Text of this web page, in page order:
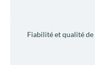
Fiabilité et qualité